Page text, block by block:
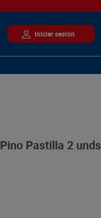
Pastilla 2 unds